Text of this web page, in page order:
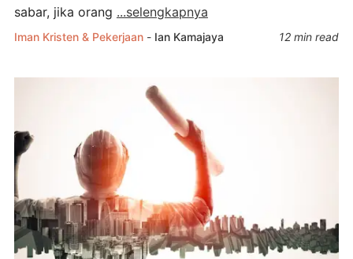
sabar, jika orang ...selengkapnya
Iman Kristen & Pekerjaan - Ian Kamajaya 12 min read